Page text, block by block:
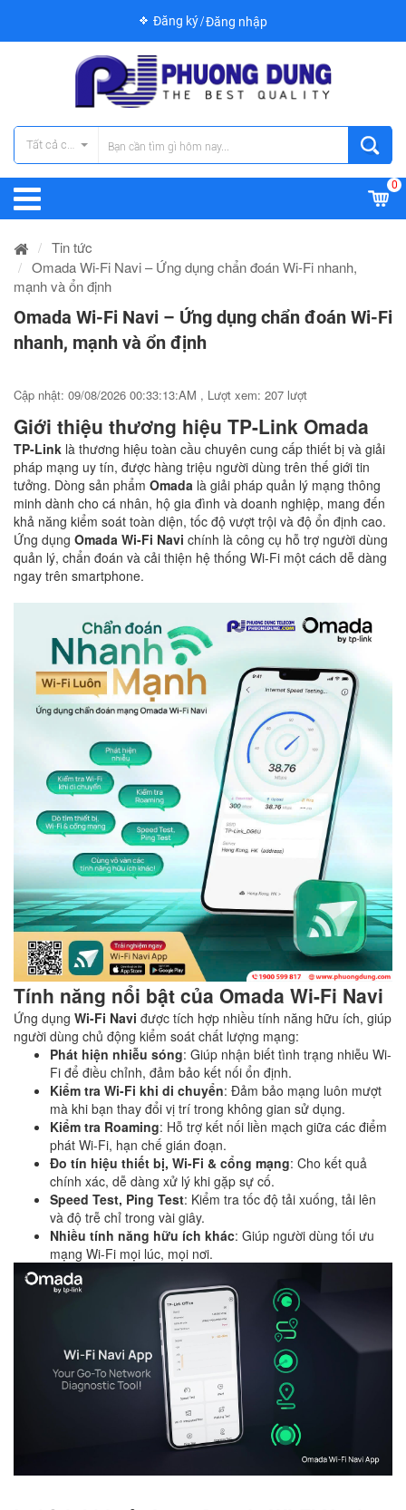
Đăng ký Đăng nhập
Tất cả các danh mục
0
Tin tức
Omada Wi-Fi Navi – Ứng dụng chẩn đoán Wi-Fi nhanh,
mạnh và ổn định
Omada Wi-Fi Navi – Ứng dụng chẩn đoán Wi-Fi
nhanh, mạnh và ổn định
Cập nhật: 09/08/2026 00:33:13:AM , Lượt xem: 207 lượt
Giới thiệu thương hiệu TP-Link Omada
TP-Link là thương hiệu toàn cầu chuyên cung cấp thiết bị và giải
pháp mạng uy tín, được hàng triệu người dùng trên thế giới tin
tưởng. Dòng sản phẩm Omada là giải pháp quản lý mạng thông
minh dành cho cá nhân, hộ gia đình và doanh nghiệp, mang đến
khả năng kiểm soát toàn diện, tốc độ vượt trội và độ ổn định cao.
Ứng dụng Omada Wi-Fi Navi chính là công cụ hỗ trợ người dùng
quản lý, chẩn đoán và cải thiện hệ thống Wi-Fi một cách dễ dàng
ngay trên smartphone.
Tính năng nổi bật của Omada Wi-Fi Navi
Ứng dụng Wi-Fi Navi được tích hợp nhiều tính năng hữu ích, giúp
người dùng chủ động kiểm soát chất lượng mạng:
Phát hiện nhiễu sóng: Giúp nhận biết tình trạng nhiễu Wi-
Fi để điều chỉnh, đảm bảo kết nối ổn định.
Kiểm tra Wi-Fi khi di chuyển: Đảm bảo mạng luôn mượt
mà khi bạn thay đổi vị trí trong không gian sử dụng.
Kiểm tra Roaming: Hỗ trợ kết nối liền mạch giữa các điểm
phát Wi-Fi, hạn chế gián đoạn.
Đo tín hiệu thiết bị, Wi-Fi & cổng mạng: Cho kết quả
chính xác, dễ dàng xử lý khi gặp sự cố.
Speed Test, Ping Test: Kiểm tra tốc độ tải xuống, tải lên
và độ trễ chỉ trong vài giây.
Nhiều tính năng hữu ích khác: Giúp người dùng tối ưu
mạng Wi-Fi mọi lúc, mọi nơi.